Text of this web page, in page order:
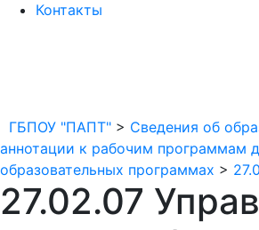
Контакты
ГБПОУ "ПАПТ" > Сведения об
аннотации к рабочим программам
образовательных программах >
27.02.07